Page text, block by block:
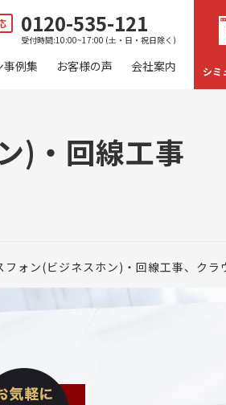
0120-535-121
受付時間:10:00~17:00 (土・日・祝日除く)
事例集 お客様の声 会社案内
シミ
)・回線工事
フォン(ビジネスホン)・回線工事、クラ